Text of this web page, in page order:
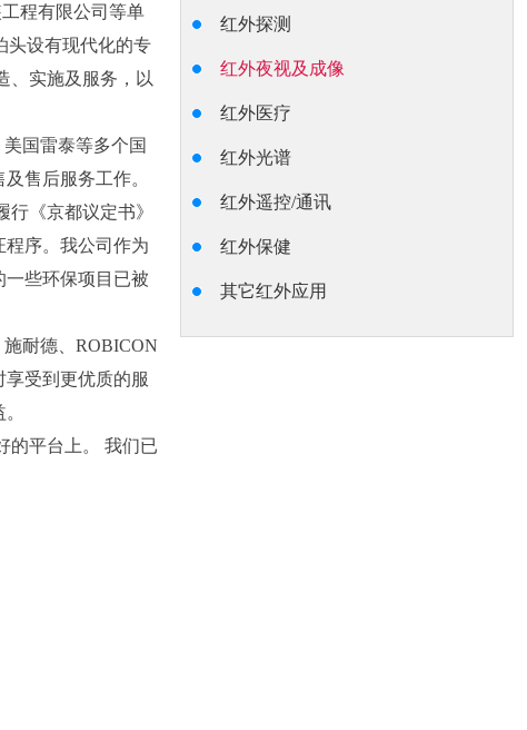
程有限公司等单
头设有现代化的专
、实施及服务，以
国雷泰等多个国
售后服务工作。
《京都议定书》
序。我公司作为
些环保项目已被
耐德、ROBICON
受到更优质的服
的平台上。 我们已
红外探测
红外夜视及成像
红外医疗
红外光谱
红外遥控/通讯
红外保健
其它红外应用